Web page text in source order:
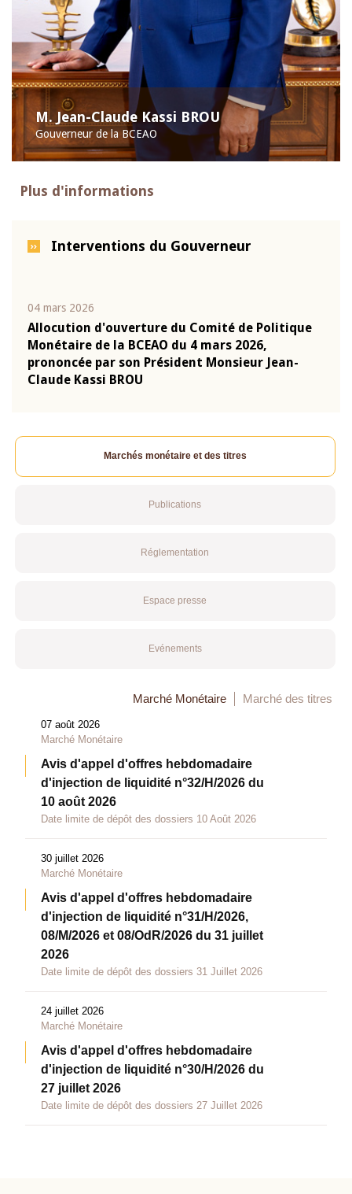
M. Jean-Claude Kassi BROU
Gouverneur de la BCEAO
Plus d'informations
Interventions du Gouverneur
04 mars 2026
Allocution d'ouverture du Comité de Politique
Monétaire de la BCEAO du 4 mars 2026,
prononcée par son Président Monsieur Jean-
Claude Kassi BROU
Marchés monétaire et des titres
Publications
Réglementation
Espace presse
Evénements
Marché Monétaire Marché des titres
07 août 2026
Marché Monétaire
Avis d'appel d'offres hebdomadaire
d'injection de liquidité n°32/H/2026 du
10 août 2026
Date limite de dépôt des dossiers 10 Août 2026
30 juillet 2026
Marché Monétaire
Avis d'appel d'offres hebdomadaire
d'injection de liquidité n°31/H/2026,
08/M/2026 et 08/OdR/2026 du 31 juillet
2026
Date limite de dépôt des dossiers 31 Juillet 2026
24 juillet 2026
Marché Monétaire
Avis d'appel d'offres hebdomadaire
d'injection de liquidité n°30/H/2026 du
27 juillet 2026
Date limite de dépôt des dossiers 27 Juillet 2026